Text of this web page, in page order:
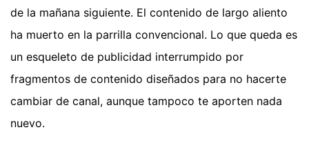
de la mañana siguiente. El contenido de largo aliento
ha muerto en la parrilla convencional. Lo que queda es
un esqueleto de publicidad interrumpido por
fragmentos de contenido diseñados para no hacerte
cambiar de canal, aunque tampoco te aporten nada
nuevo.